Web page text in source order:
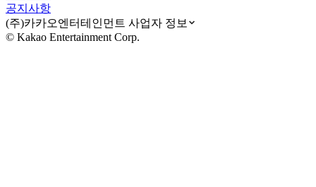
공지사항
(주)카카오엔터테인먼트 사업자 정보
© Kakao Entertainment Corp.